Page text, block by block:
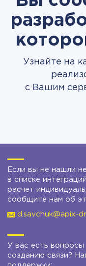
Узнайте на
с Вашим
Если вы не нашли
в списке
расчет
сообщите нам об
d.savchuk@apix-
У вас есть
созданию связи?